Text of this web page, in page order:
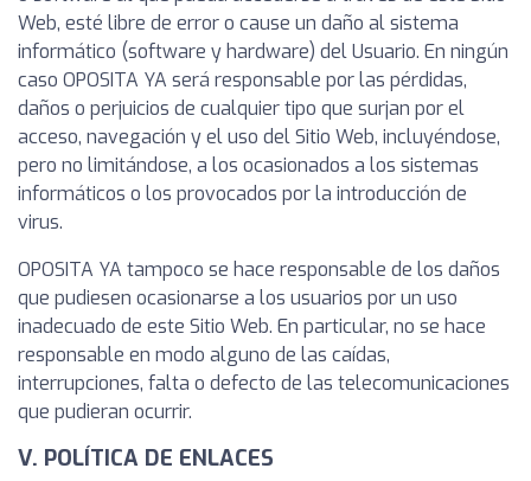
Web, esté libre de error o cause un daño al sistema
informático (software y hardware) del Usuario. En ningún
caso OPOSITA YA será responsable por las pérdidas,
daños o perjuicios de cualquier tipo que surjan por el
acceso, navegación y el uso del Sitio Web, incluyéndose,
pero no limitándose, a los ocasionados a los sistemas
informáticos o los provocados por la introducción de
virus.
OPOSITA YA tampoco se hace responsable de los daños
que pudiesen ocasionarse a los usuarios por un uso
inadecuado de este Sitio Web. En particular, no se hace
responsable en modo alguno de las caídas,
interrupciones, falta o defecto de las telecomunicaciones
que pudieran ocurrir.
V. POLÍTICA DE ENLACES